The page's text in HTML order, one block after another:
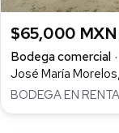
$65,000 MXN
Bodega comercial
José María
BODEGA EN